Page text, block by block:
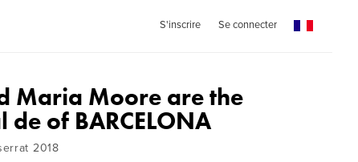
S'inscrire Se connecter
Maria Moore are the
de of BARCELONA
2018